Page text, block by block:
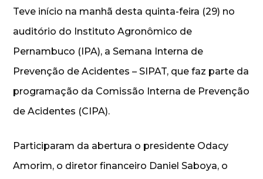
Teve início na manhã desta quinta-feira (29) no
auditório do Instituto Agronômico de
Pernambuco (IPA), a Semana Interna de
Prevenção de Acidentes – SIPAT, que faz parte da
programação da Comissão Interna de Prevenção
de Acidentes (CIPA).
Participaram da abertura o presidente Odacy
Amorim, o diretor financeiro Daniel Saboya, o